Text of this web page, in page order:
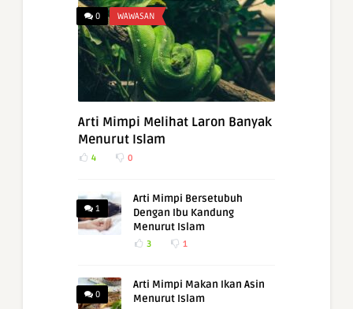
0 WAWASAN
Arti Mimpi Melihat Laron Banyak
Menurut Islam
4 0
1
Arti Mimpi Bersetubuh
Dengan Ibu Kandung
Menurut Islam
3 1
0
Arti Mimpi Makan Ikan Asin
Menurut Islam